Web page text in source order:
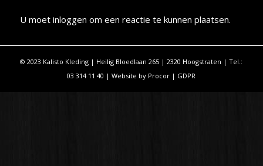
U moet inloggen om een reactie te kunnen plaatsen.
© 2023 Kalisto Kleding | Heilig Bloedlaan 265 | 2320 Hoogstraten | Tel.:
03 314 11 40 | Website by Procor | GDPR